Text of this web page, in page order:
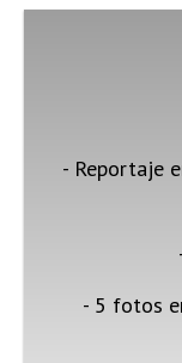
- Reportaje
- 5 fotos